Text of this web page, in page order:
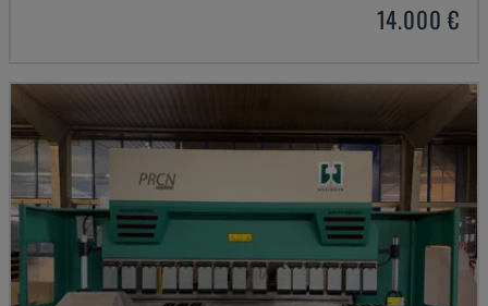
14.000 €